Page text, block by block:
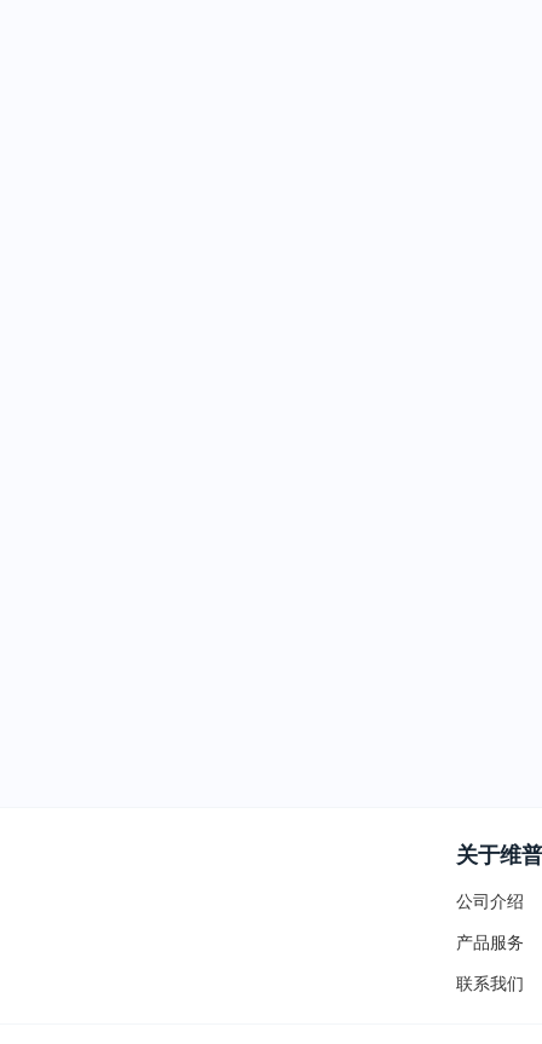
关于维普
公司介绍
产品服务
联系我们